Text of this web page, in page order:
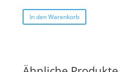
In den Warenkorb